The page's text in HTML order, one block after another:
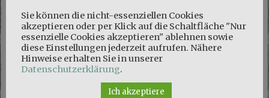
Mariezu
Naturschutzgebiet Kösterbeck und eine kuriose Entdeckung
Olaf Schmidtzu
Naturschutzgebiet Kösterbeck und eine kuriose Entdeckung
Sie können die nicht-essenziellen Cookies
akzeptieren oder per Klick auf die Schaltfläche "Nur
essenzielle Cookies akzeptieren" ablehnen sowie
diese Einstellungen jederzeit aufrufen. Nähere
Hinweise erhalten Sie in unserer
Datenschutzerklärung.
Ich akzeptiere